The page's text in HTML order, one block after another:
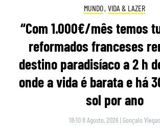
MUNDO, VIDA & LAZER
“Com 1.000€/mês temos
reformados franceses
destino paradisíaco a 2 h
onde a vida é barata e há
sol por ano
18:10 8 Agosto, 2026 | Gonçalo Viegas